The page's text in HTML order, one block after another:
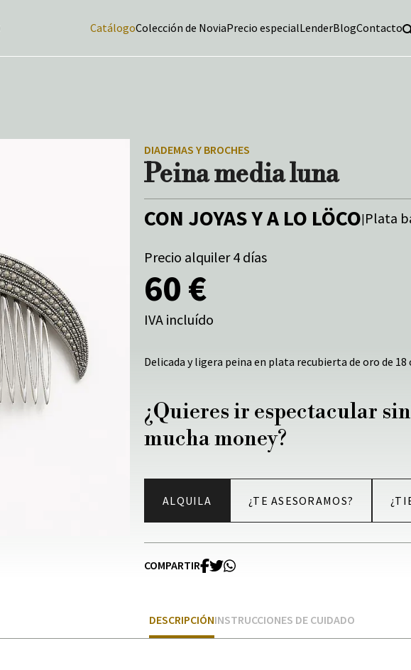
CatálogoColección de NoviaPrecio especialLenderBlogContacto
DIADEMAS Y BROCHES
Peina media luna
CON JOYAS Y A LO LÖCO| Plata
Precio alquiler 4 días
60 €
IVA incluído
Delicada y ligera peina en plata recubierta de oro de 18
¿Quieres ir espectacular
mucha money?
ALQUILA ¿TE ASESORAMOS?
COMPARTIR
DESCRIPCIÓNINSTRUCCIONES DE CUIDADO